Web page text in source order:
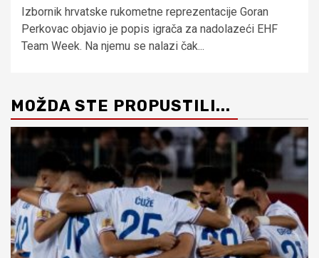
Izbornik hrvatske rukometne reprezentacije Goran
Perkovac objavio je popis igrača za nadolazeći EHF
Team Week. Na njemu se nalazi čak...
MOŽDA STE PROPUSTILI...